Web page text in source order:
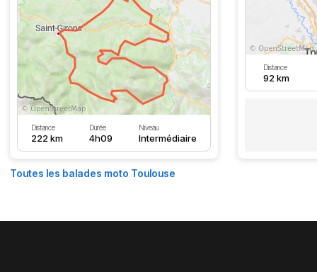
Distance
222 km
Durée
4h09
Niveau
Intermédiaire
Distance
92 km
Toutes les balades moto Toulouse